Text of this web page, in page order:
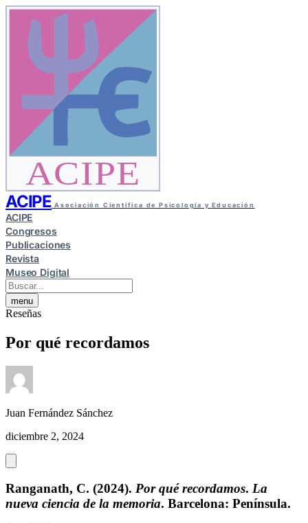
ACIPE
ACIPE Asociación Científica de Psicología y Educación
ACIPE
Congresos
Publicaciones
Revista
Museo Digital
menu
Reseñas
Por qué recordamos
Juan Fernández Sánchez
diciembre 2, 2024
Ranganath, C. (2024). Por qué recordamos. La
nueva ciencia de la memoria. Barcelona: Península.